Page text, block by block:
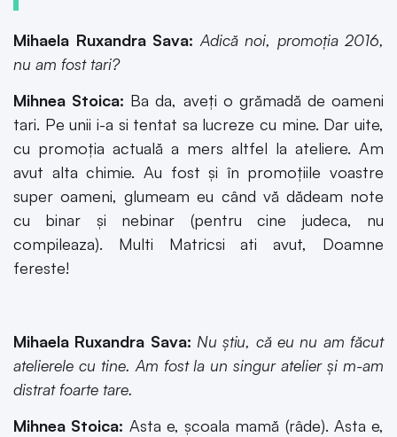
Mihaela Ruxandra Sava: Adică noi, promoția 2016,
nu am fost tari?
Mihnea Stoica: Ba da, aveți o grămadă de oameni
tari. Pe unii i-a si tentat sa lucreze cu mine. Dar uite,
cu promoția actuală a mers altfel la ateliere. Am
avut alta chimie. Au fost și în promoțiile voastre
super oameni, glumeam eu când vă dădeam note
cu binar și nebinar (pentru cine judeca, nu
compileaza). Multi Matricsi ati avut, Doamne
fereste!
Mihaela Ruxandra Sava: Nu știu, că eu nu am făcut
atelierele cu tine. Am fost la un singur atelier și m-am
distrat foarte tare.
Mihnea Stoica: Asta e, școala mamă (râde). Asta e,